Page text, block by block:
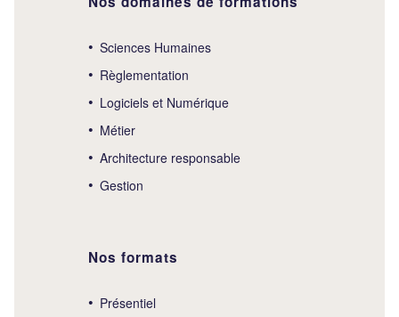
Sciences Humaines
Règlementation
Logiciels et Numérique
Métier
Architecture responsable
Gestion
Nos formats
Présentiel